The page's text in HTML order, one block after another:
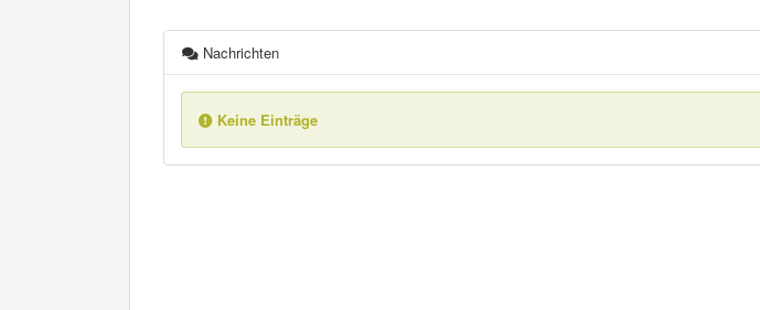
Nachrichten
Keine Einträge